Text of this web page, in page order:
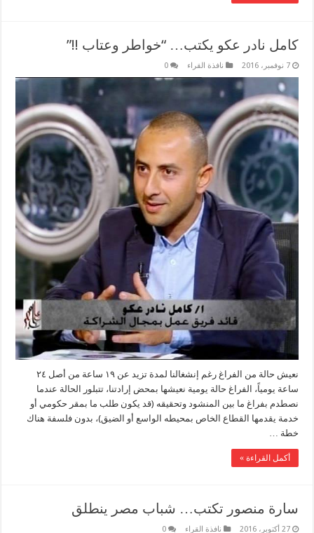
كامل نادر عكو يكتب… “خواطر وعتاب !!”
7 نوفمبر، 2016 نافذة القراء 0
نعيش حالة من الفراغ رغم إنشغالنا لمدة تزيد عن ١٩ ساعة من أصل ٢٤
ساعة يومياً، الفراغ حالة يومية نعيشها بمحض إرادتنا، تتبلور الحالة عندما
نصطدم بفراغ ما بين المنشود وتحقيقه (قد يكون طلب ما بمقر حكومي أو
خدمة يقدمها القطاع الخاص بمحيطه الواسع أو الضيق)، بدون فلسفة هناك
خطة …
أكمل القراءة »
سارة منصور تكتب… شباب مصر ينطلق
27 أكتوبر، 2016 نافذة القراء 0